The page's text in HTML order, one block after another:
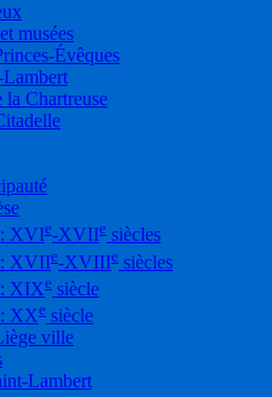
musées
Évêques
la Chartreuse
XVIe-XVIIe siècles
XVIIe-XVIIIe siècles
XIXe siècle
XXe siècle
ville
Lambert